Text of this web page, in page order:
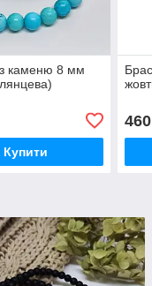
каменю 8 мм
Купити
460